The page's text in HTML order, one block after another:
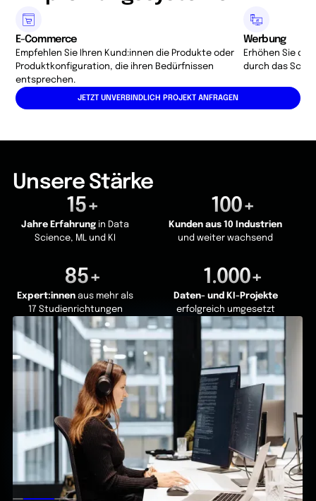
E-Commerce
Empfehlen Sie Ihren Kund:innen die Produkte oder
Produktkonfiguration, die ihren Bedürfnissen
entsprechen.
Werbung
Erhöhen Sie
durch das
JETZT UNVERBINDLICH PROJEKT ANFRAGEN
Unsere Stärke
15+
Jahre Erfahrung in Data
Science, ML und KI
100+
Kunden aus 10 Industrien
und weiter wachsend
85+
Expert:innenaus mehr als
17 Studienrichtungen
1.000+
Daten- und KI-Projekte
erfolgreich umgesetzt